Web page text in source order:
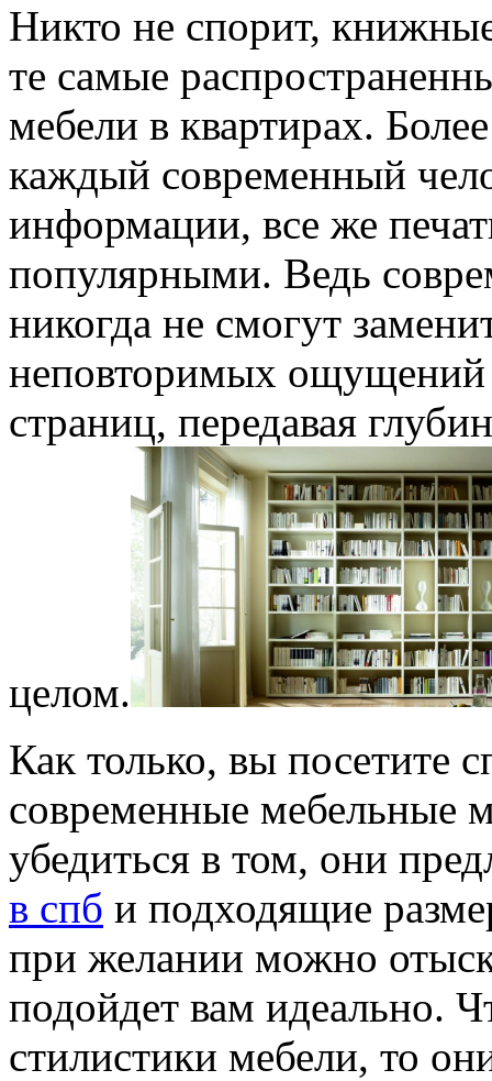
Никто не спорит,
те самые
мебели в квартирах.
каждый современный
информации, все же
популярными. Ведь
никогда не смогут
неповторимых ощущений
страниц, передавая
целом.
Как только, вы посетите
современные мебельные
убедиться в том, они
в спб и подходящие
при желании можно
подойдет вам идеально.
стилистики мебели, то